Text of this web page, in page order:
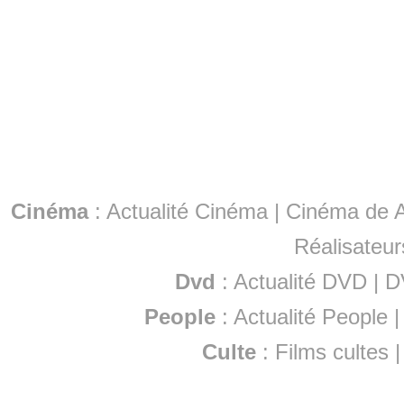
Cinéma: Actualité Cinéma | Cinéma de
Dvd : Actualité DVD |
People :Actualité People
Culte : Films cultes